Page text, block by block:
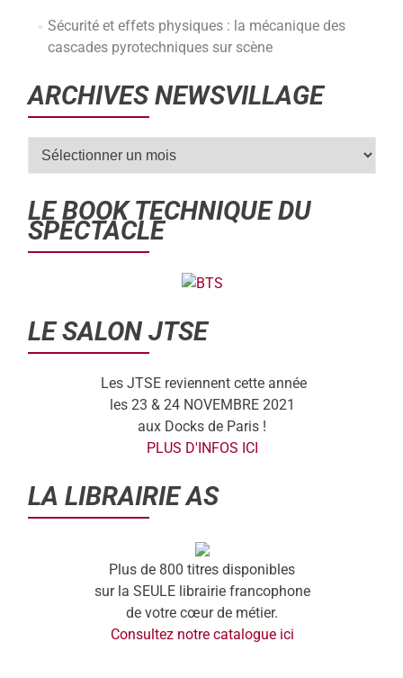
Sécurité et effets physiques : la mécanique des
cascades pyrotechniques sur scène
ARCHIVES NEWSVILLAGE
LE BOOK TECHNIQUE DU
SPECTACLE
LE SALON JTSE
Les JTSE reviennent cette année
les 23 & 24 NOVEMBRE 2021
aux Docks de Paris !
PLUS D'INFOS ICI
LA LIBRAIRIE AS
Plus de 800 titres disponibles
sur la SEULE librairie francophone
de votre cœur de métier.
Consultez notre catalogue ici